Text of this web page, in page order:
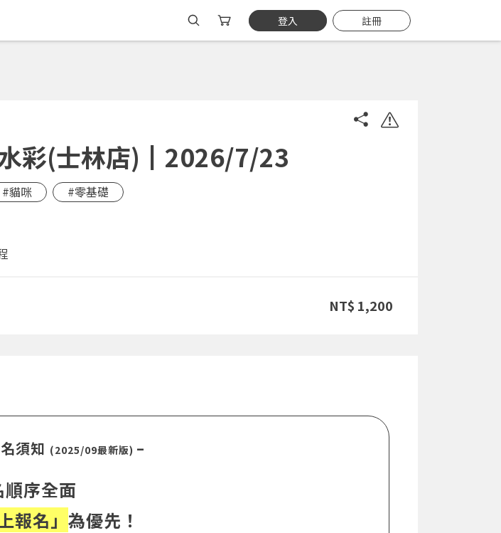
登入 註冊
彩(士林店)┃2026/7/23
#貓咪 #零基礎
NT$ 1,200
須知 (2025/09最新版) –
順序全面
報名」 為優先！